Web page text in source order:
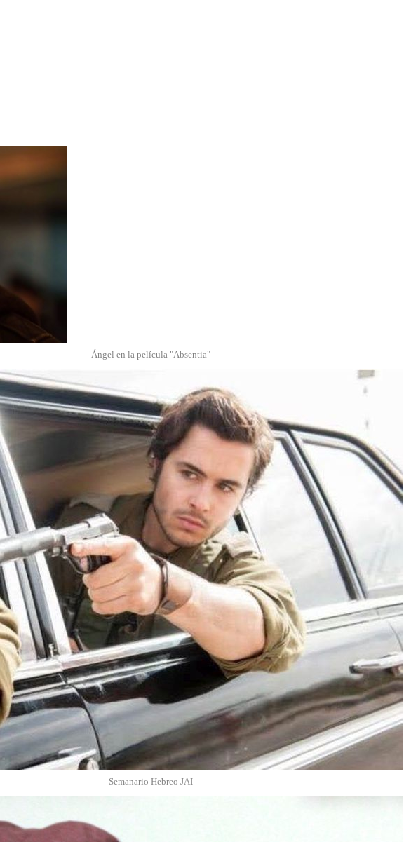
Ángel en la película "Absentia"
Semanario Hebreo JAI